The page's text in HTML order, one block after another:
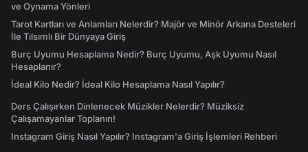
ve Oynama Yönleri
Tarot Kartları ve Anlamları Nelerdir? Majör ve Minör Arkana Desteleri
İle Tılsımlı Bir Dünyaya Giriş
Burç Uyumu Hesaplama Nedir? Burç Uyumu, Aşk Uyumu Nasıl
Hesaplanır?
İdeal Kilo Nedir? İdeal Kilo Hesaplama Nasıl Yapılır?
Ders Çalışırken Dinlenecek Müzikler Nelerdir? Müziksiz
Çalışamayanlar Toplanın!
Instagram Giriş Nasıl Yapılır? Instagram'a Giriş İşlemleri Rehberi